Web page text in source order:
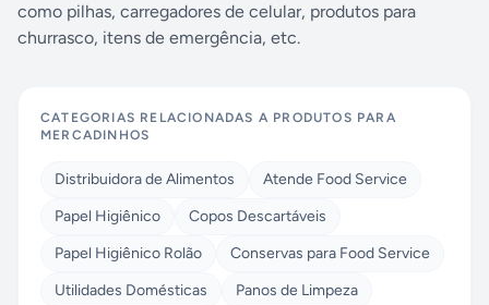
como pilhas, carregadores de celular, produtos para
churrasco, itens de emergência, etc.
CATEGORIAS RELACIONADAS A PRODUTOS PARA
MERCADINHOS
Distribuidora de Alimentos
Atende Food Service
Papel Higiênico
Copos Descartáveis
Papel Higiênico Rolão
Conservas para Food Service
Utilidades Domésticas
Panos de Limpeza